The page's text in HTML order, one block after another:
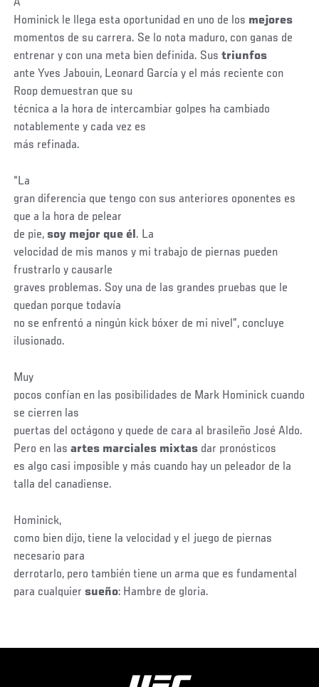
A
Hominick le llega esta oportunidad en uno de los mejores
momentos de su carrera. Se lo nota maduro, con ganas de
entrenar y con una meta bien definida. Sustriunfos
ante Yves Jabouin, Leonard García y el más reciente con
Roop demuestran que su
técnica a la hora de intercambiar golpes ha cambiado
notablemente y cada vez es
más refinada.
“La
gran diferencia que tengo con sus anteriores oponentes es
que a la hora de pelear
de pie,soy mejor que él. La
velocidad de mis manos y mi trabajo de piernas pueden
frustrarlo y causarle
graves problemas. Soy una de las grandes pruebas que le
quedan porque todavía
no se enfrentó a ningún kick bóxer de mi nivel”, concluye
ilusionado.
Muy
pocos confían en las posibilidades de Mark Hominick cuando
se cierren las
puertas del octágono y quede de cara al brasileño José Aldo.
Pero en lasartes marciales mixtas dar pronósticos
es algo casi imposible y más cuando hay un peleador de la
talla del canadiense.
Hominick,
como bien dijo, tiene la velocidad y el juego de piernas
necesario para
derrotarlo, pero también tiene un arma que es fundamental
para cualquiersueño: Hambre de gloria.